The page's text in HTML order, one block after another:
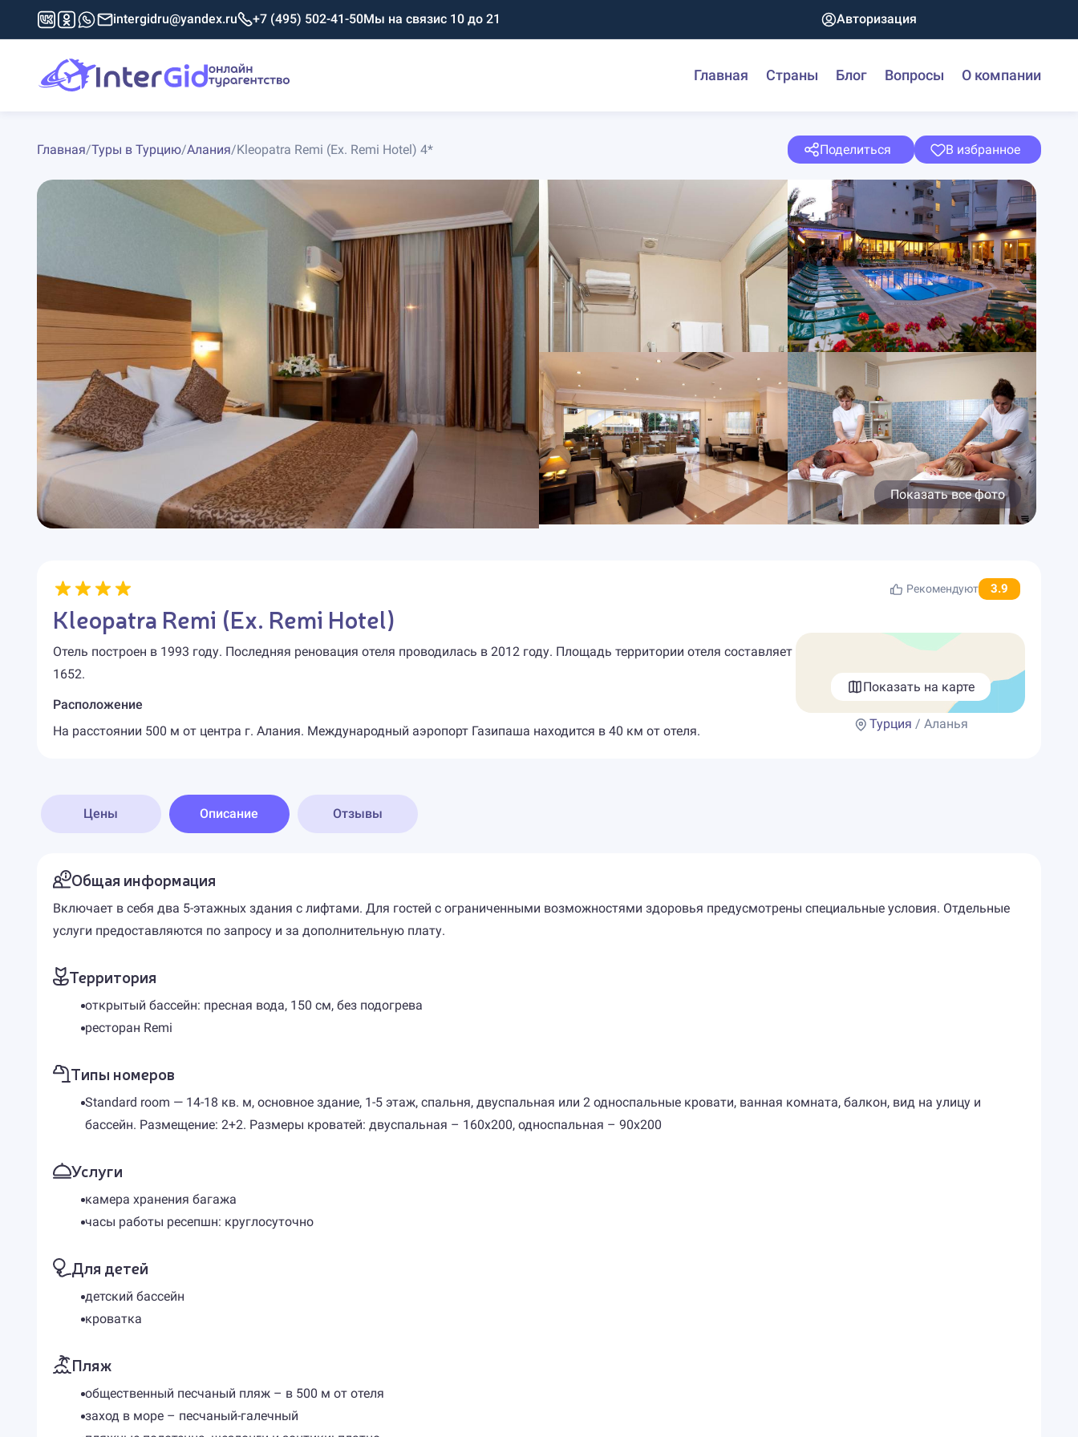
intergidru@yandex.ru +7 (495) 502-41-50Мы на связис 10 до 21 Авторизация
Главная Страны Блог Вопросы О компании
Главная/Туры в Турцию/Алания/Kleopatra Remi (Ex. Remi Hotel) 4* Поделиться В избранное
Показать все фото
Рекомендуют 3.9
Kleopatra Remi (Ex. Remi Hotel)
Отель построен в 1993 году. Последняя реновация отеля проводилась в 2012 году. Площадь территории отеля составляет
1652.
Расположение
На расстоянии 500 м от центра г. Алания. Международный аэропорт Газипаша находится в 40 км от отеля.
Показать на карте
Турция / Аланья
Цены Описание Отзывы
Общая информация
Включает в себя два 5-этажных здания с лифтами. Для гостей с ограниченными возможностями здоровья предусмотрены специальные условия. Отдельные
услуги предоставляются по запросу и за дополнительную плату.
Территория
открытый бассейн: пресная вода, 150 см, без подогрева
ресторан Remi
Типы номеров
Standard room — 14-18 кв. м, основное здание, 1-5 этаж, спальня, двуспальная или 2 односпальные кровати, ванная комната, балкон, вид на улицу и
бассейн. Размещение: 2+2. Размеры кроватей: двуспальная – 160х200, односпальная – 90х200
Услуги
камера хранения багажа
часы работы ресепшн: круглосуточно
Для детей
детский бассейн
кроватка
Пляж
общественный песчаный пляж – в 500 м от отеля
заход в море – песчаный-галечный